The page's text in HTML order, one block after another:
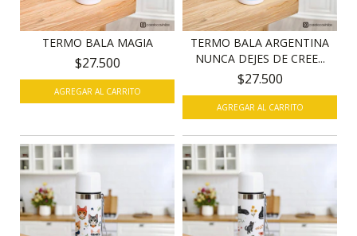
TERMO BALA MAGIA
$27.500
AGREGAR AL CARRITO
TERMO BALA ARGENTINA
NUNCA DEJES DE CREE...
$27.500